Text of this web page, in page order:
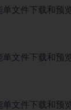
文件下载和预
文件下载和预
文件下载和预